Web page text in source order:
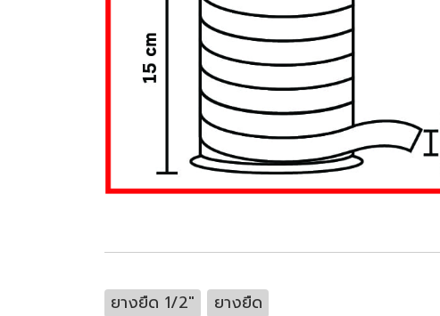
ยางยืด 1/2" ยางยืด